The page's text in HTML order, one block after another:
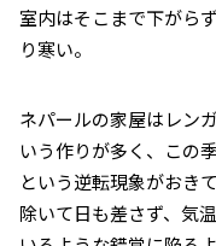
室内はそこまで下がら
り寒い。
ネパールの家屋はレン
いう作りが多く、この
という逆転現象がおき
除いて日も差さず、気